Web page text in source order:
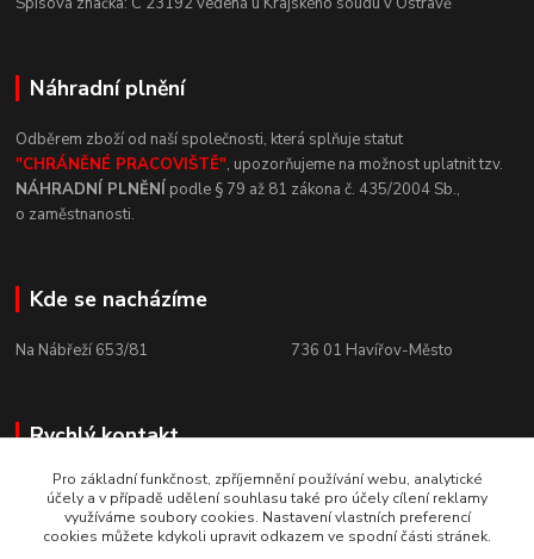
Náhradní plnění
Odběrem zboží od naší společnosti, která splňuje statut
"CHRÁNĚNÉ PRACOVIŠTĚ", upozorňujeme na možnost uplatnit tzv.
NÁHRADNÍ PLNĚNÍ podle § 79 až 81 zákona č. 435/2004 Sb.,
o zaměstnanosti.
Kde se nacházíme
Na Nábřeží 653/81 736 01 Havířov-Město
Rychlý kontakt
+420 800 10 10 73
PO - PÁ, 8 - 15 hod.
Pro základní funkčnost, zpříjemnění používání webu, analytické
účely a v případě udělení souhlasu také pro účely cílení reklamy
využíváme soubory cookies. Nastavení vlastních preferencí
cookies můžete kdykoli upravit odkazem ve spodní části stránek.